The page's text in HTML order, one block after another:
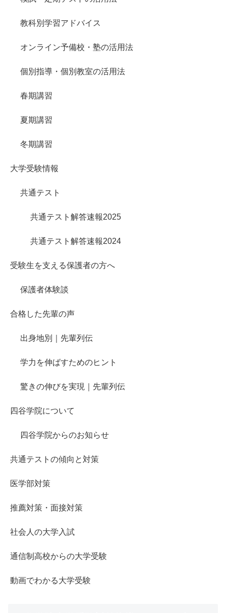
教科別学習アドバイス
オンライン予備校・塾の活用法
個別指導・個別教室の活用法
春期講習
夏期講習
冬期講習
大学受験情報
共通テスト
共通テスト解答速報2025
共通テスト解答速報2024
受験生を支える保護者の方へ
保護者体験談
合格した先輩の声
出身地別｜先輩列伝
学力を伸ばすためのヒント
驚きの伸びを実現｜先輩列伝
四谷学院について
四谷学院からのお知らせ
共通テストの傾向と対策
医学部対策
推薦対策・面接対策
社会人の大学入試
通信制高校からの大学受験
動画でわかる大学受験